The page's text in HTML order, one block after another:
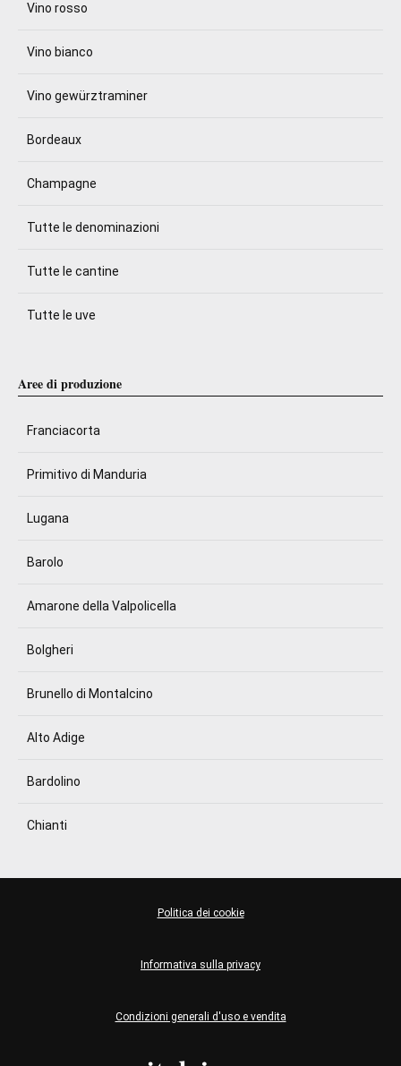
Vino rosso
Vino bianco
Vino gewürztraminer
Bordeaux
Champagne
Tutte le denominazioni
Tutte le cantine
Tutte le uve
Aree di produzione
Franciacorta
Primitivo di Manduria
Lugana
Barolo
Amarone della Valpolicella
Bolgheri
Brunello di Montalcino
Alto Adige
Bardolino
Chianti
Condizioni generali d'uso e vendita
Informativa sulla privacy
Politica dei cookie